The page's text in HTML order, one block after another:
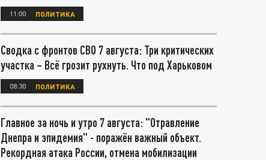
11:00 ПОЛИТИКА
Сводка с фронтов СВО 7 августа: Три критических
участка – Всё грозит рухнуть. Что под Харьковом
08:30 ПОЛИТИКА
Главное за ночь и утро 7 августа: "Отравление
Днепра и эпидемия" - поражён важный объект.
Рекордная атака России, отмена мобилизации